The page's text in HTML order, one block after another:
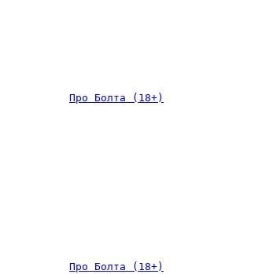
Про Болта (18+)
Про Болта (18+)